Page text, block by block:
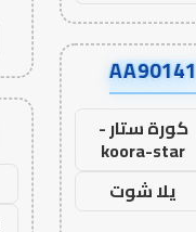
كورة ستار -
koora-star
يلا شوت